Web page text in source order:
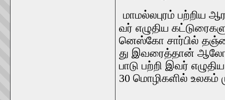
மாமல்லபுரம் பற்றிய
வர் எழுதிய
னெஸ்கோ சார்பில்
து இவரைத்தான்
பாடு பற்றி இவர் எழுதிய
30 மொழிகளில் உலகம்